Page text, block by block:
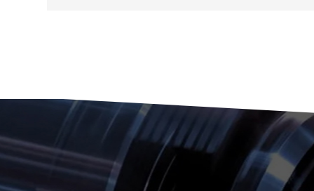
建築